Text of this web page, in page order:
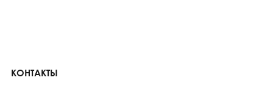
КОНТАКТЫ